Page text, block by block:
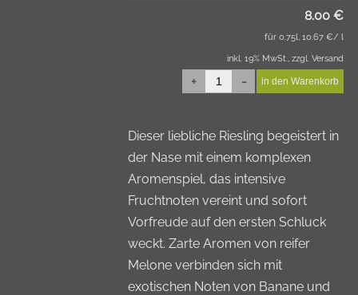
8.00 €
für 0.75l, 10.67 €/ l
inkl. 19% MwSt., zzgl. Versand
-
+
Dieser liebliche Riesling begeistert in
der Nase mit einem komplexen
Aromenspiel, das intensive
Fruchtnoten vereint und sofort
Vorfreude auf den ersten Schluck
weckt. Zarte Aromen von reifer
Melone verbinden sich mit
exotischen Noten von Banane und